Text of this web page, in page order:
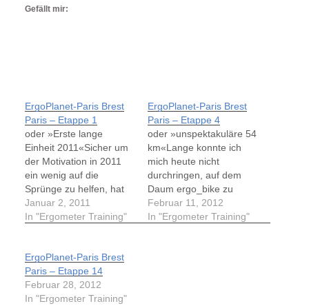
Gefällt mir:
ErgoPlanet-Paris Brest
Paris – Etappe 1
oder »Erste lange
Einheit 2011«Sicher um
der Motivation in 2011
ein wenig auf die
Sprünge zu helfen, hat
Tilo, der Entwickler der
Software ErgoPlanet, die
Etappen-Häppchen
geteilt und als Tracks
zum Nachfahren bereit
gestellt. »Der
Januar 2, 2011
In "Ergometer Training"
ErgoPlanet-Paris Brest
Paris – Etappe 4
oder »unspektakuläre 54
km«Lange konnte ich
mich heute nicht
durchringen, auf dem
Daum ergo_bike zu
trainieren.
Vorgenommen hatte ich
Februar 11, 2012
In "Ergometer Training"
ErgoPlanet-Paris Brest
Paris – Etappe 14
Februar 28, 2012
In "Ergometer Training"